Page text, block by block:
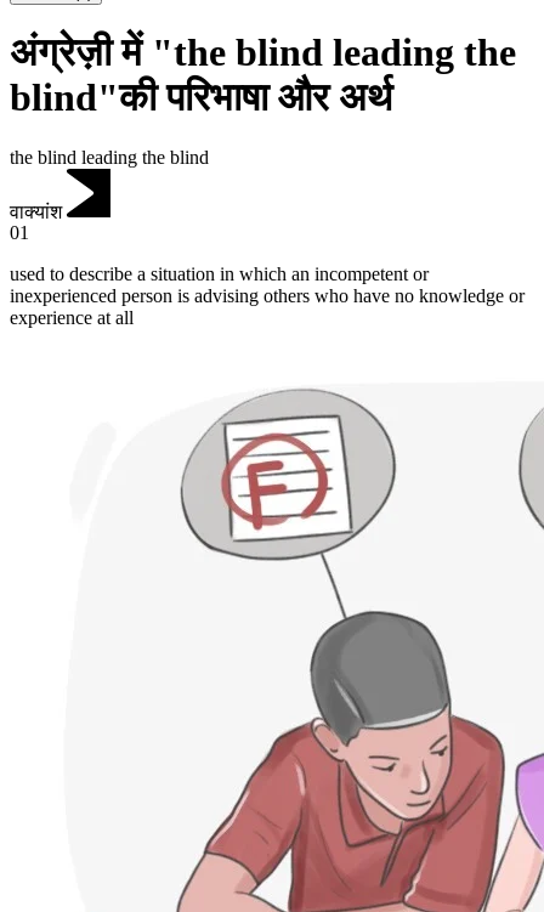
अंग्रेज़ी में "the blind leading the
blind"की परिभाषा और अर्थ
the blind leading the blind
वाक्यांश
01
used to describe a situation in which an incompetent or
inexperienced person is advising others who have no knowledge or
experience at all